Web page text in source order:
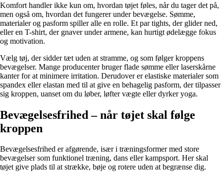
Komfort handler ikke kun om, hvordan tøjet føles, når du tager det på,
men også om, hvordan det fungerer under bevægelse. Sømme,
materialer og pasform spiller alle en rolle. Et par tights, der glider ned,
eller en T-shirt, der gnaver under armene, kan hurtigt ødelægge fokus
og motivation.
Vælg tøj, der sidder tæt uden at stramme, og som følger kroppens
bevægelser. Mange producenter bruger flade sømme eller laserskårne
kanter for at minimere irritation. Derudover er elastiske materialer som
spandex eller elastan med til at give en behagelig pasform, der tilpasser
sig kroppen, uanset om du løber, løfter vægte eller dyrker yoga.
Bevægelsesfrihed – når tøjet skal følge
kroppen
Bevægelsesfrihed er afgørende, især i træningsformer med store
bevægelser som funktionel træning, dans eller kampsport. Her skal
tøjet give plads til at strække, bøje og rotere uden at begrænse dig.